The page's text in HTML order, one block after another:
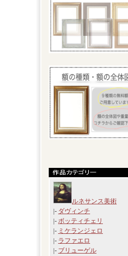
ルネサンス美術
|- ダヴィンチ
|- ボッティチェリ
|- ミケランジェロ
|- ラファエロ
|- ブリューゲル